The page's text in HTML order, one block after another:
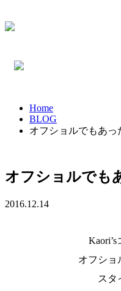
Home
BLOG
オフショルでもあっ
オフショルでも
2016.12.14
オフショ
スタ